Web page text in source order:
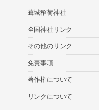
葺城稻荷神社
全国神社リンク
その他のリンク
免責事項
著作権について
リンクについて